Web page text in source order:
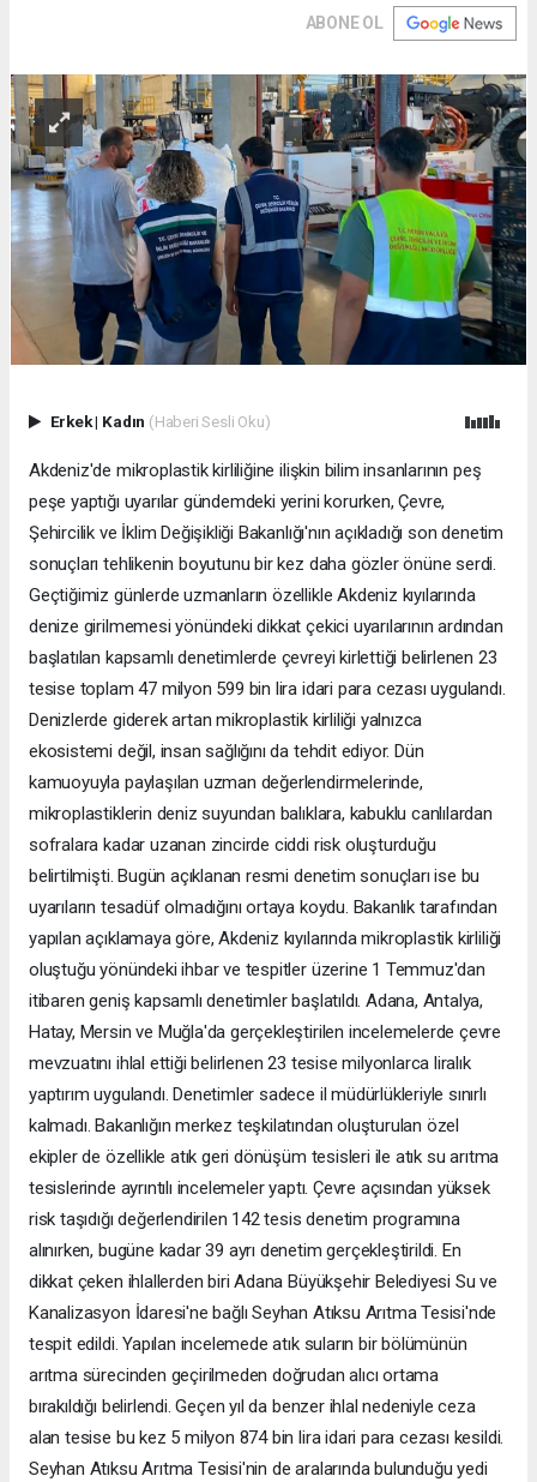
ABONE OL
Erkek| Kadın (Haberi Sesli Oku)
Akdeniz'de mikroplastik kirliliğine ilişkin bilim insanlarının peş
peşe yaptığı uyarılar gündemdeki yerini korurken, Çevre,
Şehircilik ve İklim Değişikliği Bakanlığı'nın açıkladığı son denetim
sonuçları tehlikenin boyutunu bir kez daha gözler önüne serdi.
Geçtiğimiz günlerde uzmanların özellikle Akdeniz kıyılarında
denize girilmemesi yönündeki dikkat çekici uyarılarının ardından
başlatılan kapsamlı denetimlerde çevreyi kirlettiği belirlenen 23
tesise toplam 47 milyon 599 bin lira idari para cezası uygulandı.
Denizlerde giderek artan mikroplastik kirliliği yalnızca
ekosistemi değil, insan sağlığını da tehdit ediyor. Dün
kamuoyuyla paylaşılan uzman değerlendirmelerinde,
mikroplastiklerin deniz suyundan balıklara, kabuklu canlılardan
sofralara kadar uzanan zincirde ciddi risk oluşturduğu
belirtilmişti. Bugün açıklanan resmi denetim sonuçları ise bu
uyarıların tesadüf olmadığını ortaya koydu. Bakanlık tarafından
yapılan açıklamaya göre, Akdeniz kıyılarında mikroplastik kirliliği
oluştuğu yönündeki ihbar ve tespitler üzerine 1 Temmuz'dan
itibaren geniş kapsamlı denetimler başlatıldı. Adana, Antalya,
Hatay, Mersin ve Muğla'da gerçekleştirilen incelemelerde çevre
mevzuatını ihlal ettiği belirlenen 23 tesise milyonlarca liralık
yaptırım uygulandı. Denetimler sadece il müdürlükleriyle sınırlı
kalmadı. Bakanlığın merkez teşkilatından oluşturulan özel
ekipler de özellikle atık geri dönüşüm tesisleri ile atık su arıtma
tesislerinde ayrıntılı incelemeler yaptı. Çevre açısından yüksek
risk taşıdığı değerlendirilen 142 tesis denetim programına
alınırken, bugüne kadar 39 ayrı denetim gerçekleştirildi. En
dikkat çeken ihlallerden biri Adana Büyükşehir Belediyesi Su ve
Kanalizasyon İdaresi'ne bağlı Seyhan Atıksu Arıtma Tesisi'nde
tespit edildi. Yapılan incelemede atık suların bir bölümünün
arıtma sürecinden geçirilmeden doğrudan alıcı ortama
bırakıldığı belirlendi. Geçen yıl da benzer ihlal nedeniyle ceza
alan tesise bu kez 5 milyon 874 bin lira idari para cezası kesildi.
Seyhan Atıksu Arıtma Tesisi'nin de aralarında bulunduğu yedi